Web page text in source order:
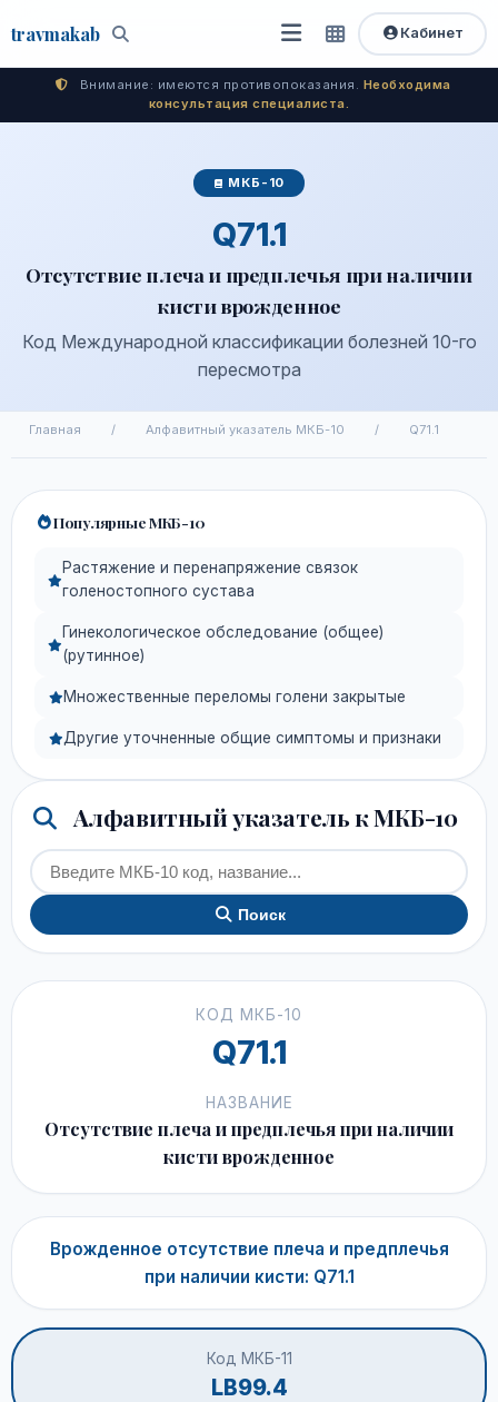
travmakab Поиск
Открыть
меню
Быстрый
доступ
Кабинет
Внимание: имеются противопоказания. Необходима
консультация специалиста.
МКБ-10
Q71.1
Отсутствие плеча и предплечья при наличии
кисти врожденное
Код Международной классификации болезней 10-го
пересмотра
Главная / Алфавитный указатель МКБ-10 / Q71.1
Популярные МКБ-10
Растяжение и перенапряжение связок
голеностопного сустава
Гинекологическое обследование (общее)
(рутинное)
Множественные переломы голени закрытые
Другие уточненные общие симптомы и признаки
Алфавитный указатель к МКБ-10
Поиск
КОД МКБ-10
Q71.1
НАЗВАНИЕ
Отсутствие плеча и предплечья при наличии
кисти врожденное
Врожденное отсутствие плеча и предплечья
при наличии кисти: Q71.1
Код МКБ-11
LB99.4